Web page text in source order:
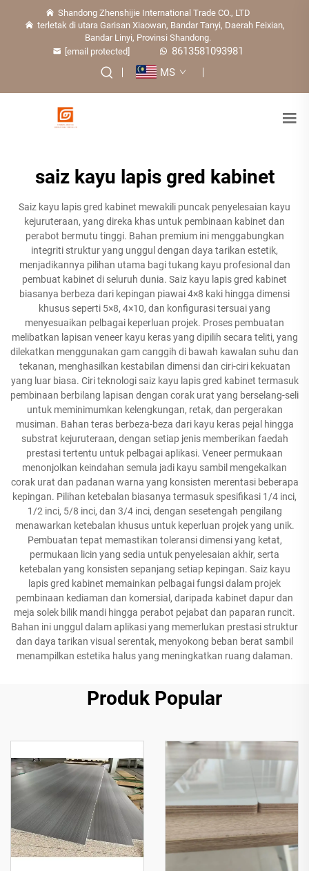
Shandong Zhenshijie International Trade CO., LTD
terletak di utara Garisan Xiaowan, Bandar Tanyi, Daerah Feixian,
Bandar Linyi, Provinsi Shandong.
[email protected]
8613581093981
MS
saiz kayu lapis gred kabinet
Saiz kayu lapis gred kabinet mewakili puncak penyelesaian kayu
kejuruteraan, yang direka khas untuk pembinaan kabinet dan
perabot bermutu tinggi. Bahan premium ini menggabungkan
integriti struktur yang unggul dengan daya tarikan estetik,
menjadikannya pilihan utama bagi tukang kayu profesional dan
pembuat kabinet di seluruh dunia. Saiz kayu lapis gred kabinet
biasanya berbeza dari kepingan piawai 4×8 kaki hingga dimensi
khusus seperti 5×8, 4×10, dan konfigurasi tersuai yang
menyesuaikan pelbagai keperluan projek. Proses pembuatan
melibatkan lapisan veneer kayu keras yang dipilih secara teliti, yang
dilekatkan menggunakan gam canggih di bawah kawalan suhu dan
tekanan, menghasilkan kestabilan dimensi dan ciri-ciri kekuatan
yang luar biasa. Ciri teknologi saiz kayu lapis gred kabinet termasuk
pembinaan berbilang lapisan dengan corak urat yang berselang-seli
untuk meminimumkan kelengkungan, retak, dan pergerakan
musiman. Bahan teras berbeza-beza dari kayu keras pejal hingga
substrat kejuruteraan, dengan setiap jenis memberikan faedah
prestasi tertentu untuk pelbagai aplikasi. Veneer permukaan
menonjolkan keindahan semula jadi kayu sambil mengekalkan
corak urat dan padanan warna yang konsisten merentasi beberapa
kepingan. Pilihan ketebalan biasanya termasuk spesifikasi 1/4 inci,
1/2 inci, 5/8 inci, dan 3/4 inci, dengan sesetengah pengilang
menawarkan ketebalan khusus untuk keperluan projek yang unik.
Pembuatan tepat memastikan toleransi dimensi yang ketat,
permukaan licin yang sedia untuk penyelesaian akhir, serta
ketebalan yang konsisten sepanjang setiap kepingan. Saiz kayu
lapis gred kabinet memainkan pelbagai fungsi dalam projek
pembinaan kediaman dan komersial, daripada kabinet dapur dan
meja solek bilik mandi hingga perabot pejabat dan paparan runcit.
Bahan ini unggul dalam aplikasi yang memerlukan prestasi struktur
dan daya tarikan visual serentak, menyokong beban berat sambil
menampilkan estetika halus yang meningkatkan ruang dalaman.
Produk Popular